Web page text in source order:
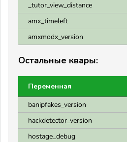
_tutor_view_distance
amx_timeleft
amxmodx_version
Остальные квары:
Переменная
banipfakes_version
hackdetector_version
hostage_debug